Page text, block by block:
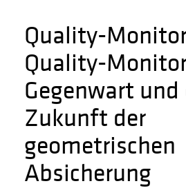
Quality-
Quality-
Gegenwart und
Zukunft der
geometrischen
Absicherung